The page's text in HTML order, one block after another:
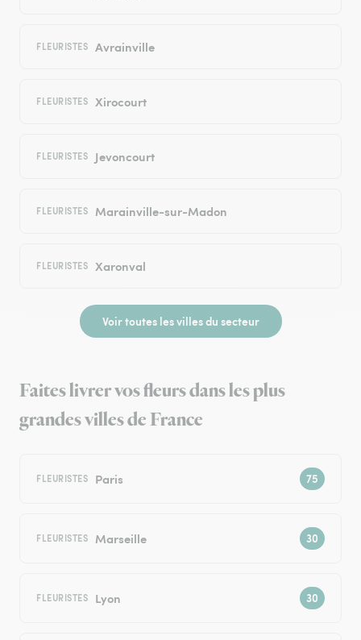
FLEURISTES Avrainville
FLEURISTES Xirocourt
FLEURISTES Jevoncourt
FLEURISTES Marainville-sur-Madon
FLEURISTES Xaronval
Voir toutes les villes du secteur
Faites livrer vos fleurs dans les plus
grandes villes de France
FLEURISTES Paris
FLEURISTES Marseille
FLEURISTES Lyon